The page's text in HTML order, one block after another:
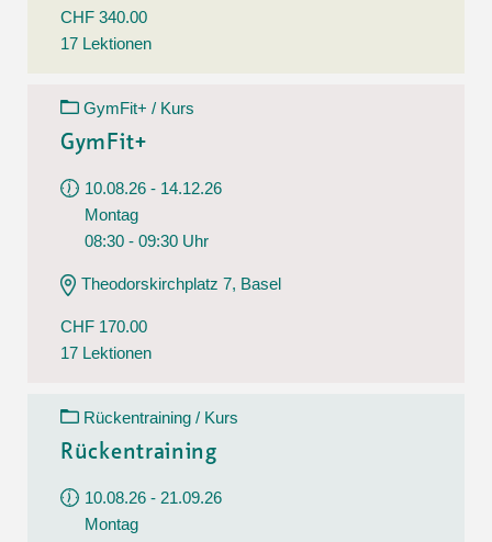
CHF 340.00
17 Lektionen
GymFit+ / Kurs
GymFit+
10.08.26 - 14.12.26
Montag
08:30 - 09:30 Uhr
Theodorskirchplatz 7, Basel
CHF 170.00
17 Lektionen
Rückentraining / Kurs
Rückentraining
10.08.26 - 21.09.26
Montag